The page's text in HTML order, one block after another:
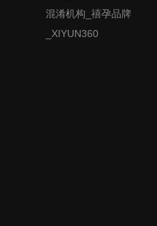
混淆机构_禧孕品牌
_XIYUN360